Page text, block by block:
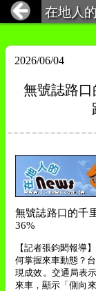
在地人
2026/06/04
無號誌路
無號誌路口的千
36%
【記者張鈞閎報導
何掌握來車動態？
現成效。交通局表示
來車，顯示「側向